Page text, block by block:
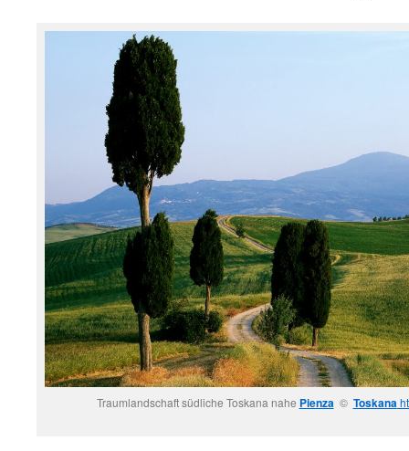
Traumlandschaft südliche Toskana nahe Pienza © Toskana